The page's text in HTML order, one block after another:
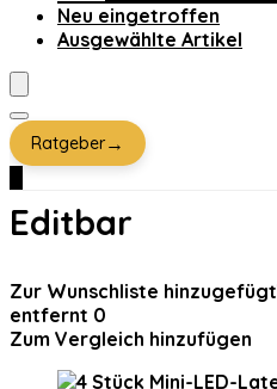
Neu eingetroffen
Ausgewählte Artikel
Ratgeber→
Editbar
Zur Wunschliste hinzugefügt
entfernt 0
Zum Vergleich hinzufügen